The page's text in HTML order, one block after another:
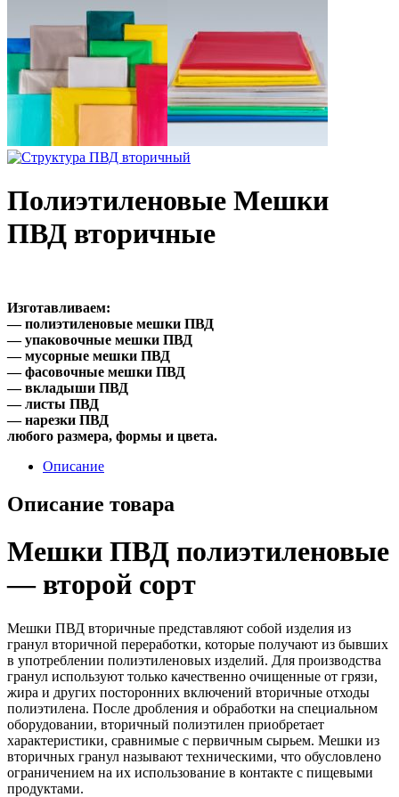
Полиэтиленовые Мешки
ПВД вторичные
Изготавливаем:
— полиэтиленовые мешки ПВД
— упаковочные мешки ПВД
— мусорные мешки ПВД
— фасовочные мешки ПВД
— вкладыши ПВД
— листы ПВД
— нарезки ПВД
любого размера, формы и цвета.
Описание
Описание товара
Мешки ПВД полиэтиленовые
— второй сорт
Мешки ПВД вторичные представляют собой изделия из
гранул вторичной переработки, которые получают из бывших
в употреблении полиэтиленовых изделий. Для производства
гранул используют только качественно очищенные от грязи,
жира и других посторонних включений вторичные отходы
полиэтилена. После дробления и обработки на специальном
оборудовании, вторичный полиэтилен приобретает
характеристики, сравнимые с первичным сырьем. Мешки из
вторичных гранул называют техническими, что обусловлено
ограничением на их использование в контакте с пищевыми
продуктами.